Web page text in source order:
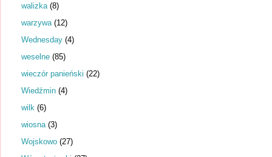
walizka (8)
warzywa (12)
Wednesday (4)
weselne (85)
wieczór panieński (22)
Wiedźmin (4)
wilk (6)
wiosna (3)
Wojskowo (27)